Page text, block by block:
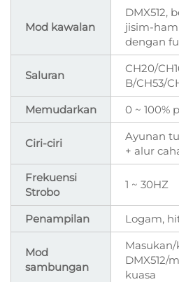
Mod kawalan
DMX512,
jisim-
dengan
Saluran
CH20/
B/CH53/
Memudarkan
0 ~ 100%
Ciri-ciri
Ayunan
+ alur
Frekuensi
Strobo
1 ~ 30HZ
Penampilan Logam,
Mod
sambungan
DMX512/
kuasa